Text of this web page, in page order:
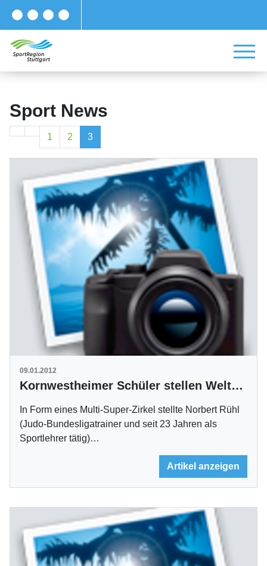
Sport News
1 2 3
09.01.2012
Kornwestheimer Schüler stellen Weltrekord auf
In Form eines Multi-Super-Zirkel stellte Norbert Rühl
(Judo-Bundesligatrainer und seit 23 Jahren als
Sportlehrer tätig)…
Artikel anzeigen